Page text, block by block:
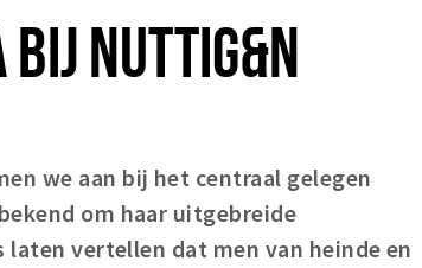
BIJ NUTTIG&N
we aan bij het centraal gelegen
om haar uitgebreide
vertellen dat men van heinde en